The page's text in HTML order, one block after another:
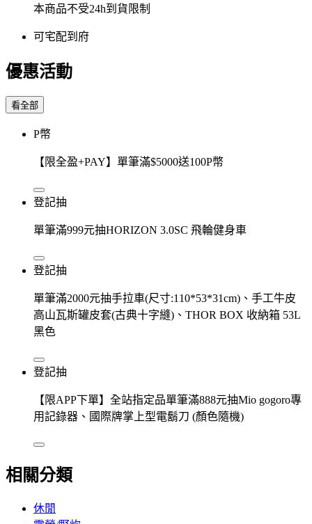
本商品不受24h到貨限制
可宅配到府
優惠活動
看全部
P幣
【限全盈+PAY】單筆滿$5000送100P幣
登記抽
單筆滿999元抽HORIZON 3.0SC 飛輪健身車
登記抽
單筆滿2000元抽手拉車(尺寸:110*53*31cm)、手工牛皮
高山瓦斯罐皮套(古典十字縫)、THOR BOX 收納箱 53L
黑色
登記抽
【限APP下單】全站指定品單筆滿888元抽Mio gogoro專
用記錄器、國際牌掌上型電鬍刀 (顏色隨機)
相關分類
休閒